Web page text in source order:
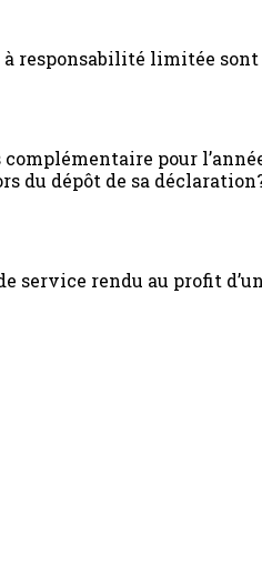
responsabilité limitée
pour
du dépôt de sa
service rendu au profit